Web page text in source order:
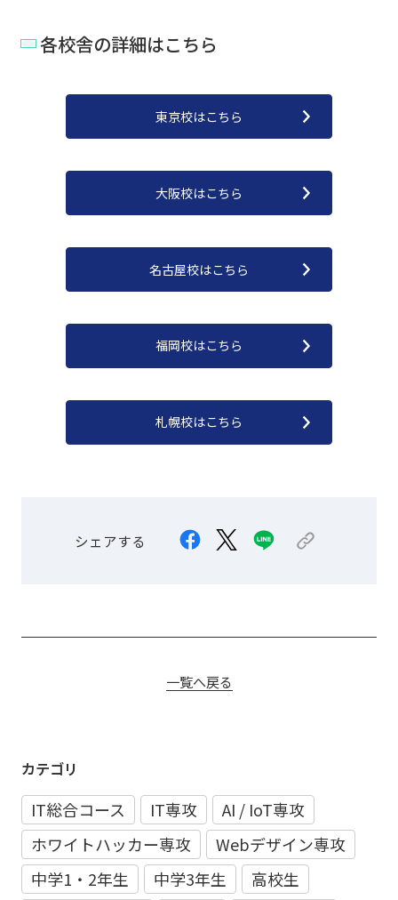
各校舎の詳細はこちら
東京校はこちら
大阪校はこちら
名古屋校はこちら
福岡校はこちら
札幌校はこちら
シェアする
一覧へ戻る
カテゴリ
IT総合コース IT専攻
AI / IoT専攻
ホワイトハッカー専攻
Webデザイン専攻
中学1・2年生
中学3年生
高校生